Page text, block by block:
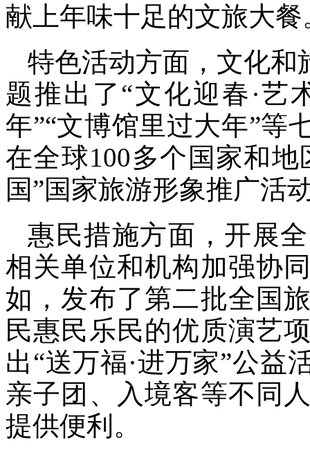
献上年味十足的文旅大餐
特色活动方面，文化和
题推出了“文化迎春·艺
年”“文博馆里过大年”等
在全球100多个国家和
国”国家旅游形象推广活
惠民措施方面，开展
相关单位和机构加强协
如，发布了第二批全国
民惠民乐民的优质演艺
出“送万福·进万家”公益
亲子团、入境客等不同
提供便利。